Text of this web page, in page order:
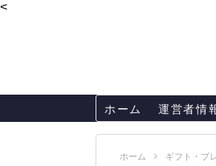
<
ホーム 運営者情
ホーム ギフト・プ